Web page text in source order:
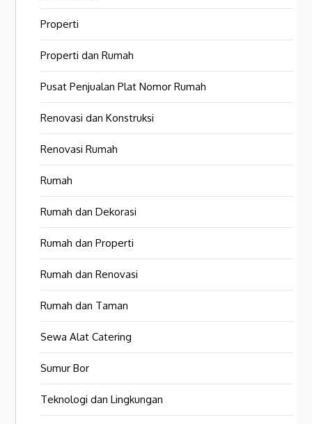
Properti
Properti dan Rumah
Pusat Penjualan Plat Nomor Rumah
Renovasi dan Konstruksi
Renovasi Rumah
Rumah
Rumah dan Dekorasi
Rumah dan Properti
Rumah dan Renovasi
Rumah dan Taman
Sewa Alat Catering
Sumur Bor
Teknologi dan Lingkungan